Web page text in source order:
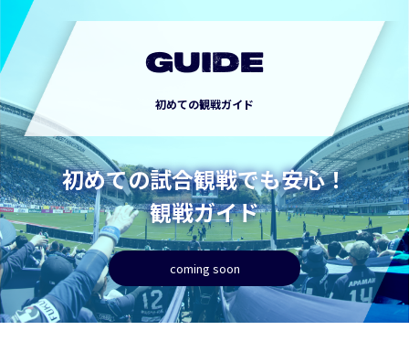
GUIDE
初めての観戦ガイド
初めての試合観戦でも安心！
観戦ガイド
coming soon